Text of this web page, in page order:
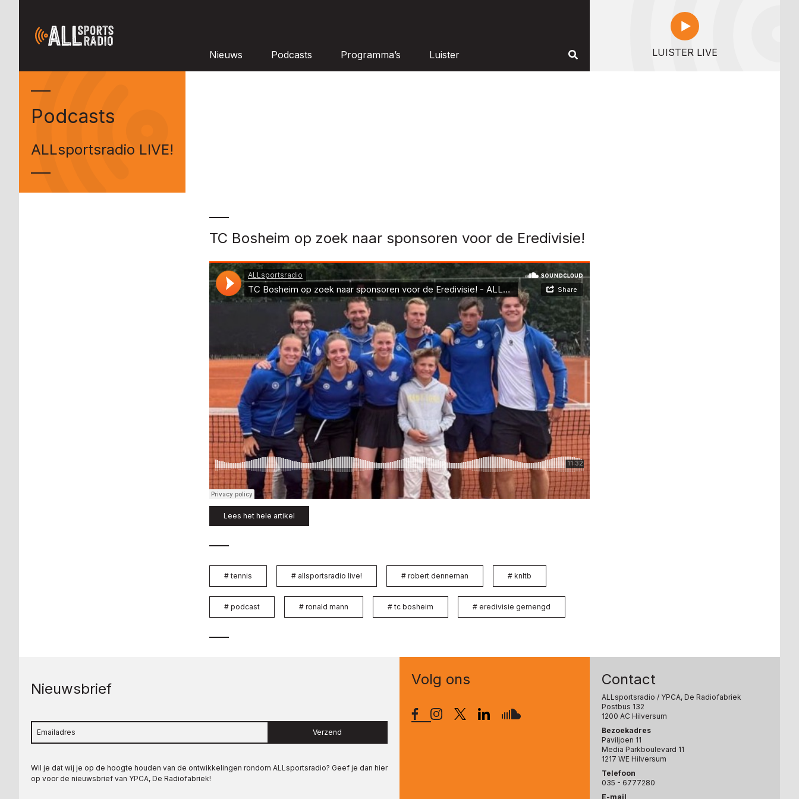
Nieuws Podcasts Programma’s Luister LUISTER LIVE
Podcasts
ALLsportsradio LIVE!
TC Bosheim op zoek naar sponsoren voor de Eredivisie!
Lees het hele artikel
#tennis # allsportsradio live! # robert denneman # knltb
# podcast # ronald mann #tc bosheim # eredivisie gemengd
Nieuwsbrief
Verzend
Wil je dat wij je op de hoogte houden van de ontwikkelingen rondom ALLsportsradio? Geef je dan hier
op voor de nieuwsbrief van YPCA, De Radiofabriek!
Volg ons Contact
ALLsportsradio / YPCA, De Radiofabriek
Postbus 132
1200 AC Hilversum
Bezoekadres
Paviljoen 11
Media Parkboulevard 11
1217 WE Hilversum
Telefoon
035 - 6777280
E-mail